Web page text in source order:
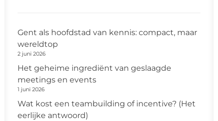
Gent als hoofdstad van kennis: compact, maar
wereldtop
2 juni 2026
Het geheime ingrediënt van geslaagde
meetings en events
1 juni 2026
Wat kost een teambuilding of incentive? (Het
eerlijke antwoord)